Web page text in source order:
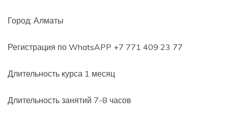
Город: Алматы
Регистрация по WhatsAPP +7 771 409 23 77
Длительность курса 1 месяц
Длительность занятий 7-8 часов